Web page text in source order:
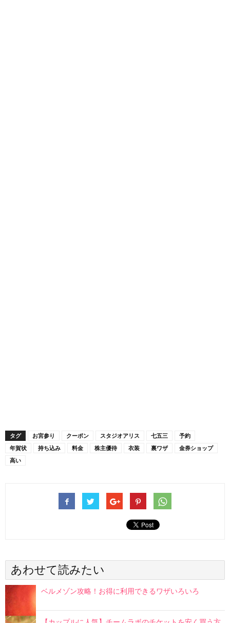
タグ お宮参り クーポン スタジオアリス 七五三
予約
年賀状
持ち込み 料金 株主優待 衣装 裏ワザ
金券ショップ
高い
あわせて読みたい
ベルメゾン攻略！お得に利用できるワザいろいろ